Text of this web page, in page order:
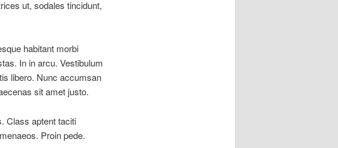
ut, sodales tincidunt,
habitant morbi
In in arcu. Vestibulum
libero. Nunc accumsan
sit amet justo.
Class aptent taciti
Proin pede.